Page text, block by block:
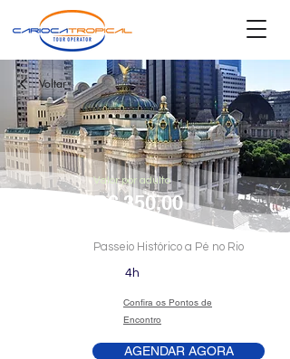
Voltar
Valor por adulto
R$350,00
Passeio Histórico a Pé no Rio
4h
Confira os Pontos de
Encontro
AGENDAR AGORA